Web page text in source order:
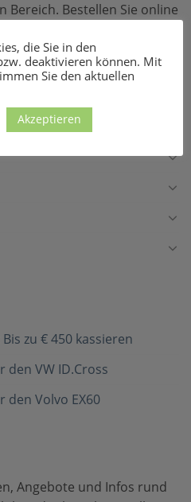
Bereich. Bestellen Sie online
sind Sie für jede Situation
zu € 450 kassieren
den VW ID.Cross
den Volvo EX60
Angebote und Infos rund
die Sie in den
deaktivieren können. Mit
Sie den aktuellen
Akzeptieren